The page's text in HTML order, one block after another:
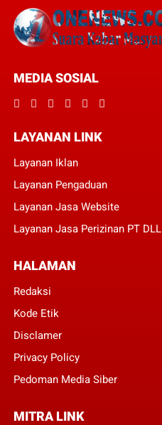
MEDIA SOSIAL
LAYANAN LINK
Layanan Iklan
Layanan Pengaduan
Layanan Jasa Website
Layanan Jasa Perizinan PT DLL
HALAMAN
Redaksi
Kode Etik
Disclamer
Privacy Policy
Pedoman Media Siber
MITRA LINK